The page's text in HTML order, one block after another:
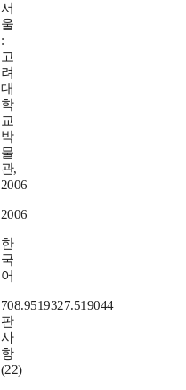
서
울
:
고
려
대
학
교
박
물
관,
2006
2006
한
국
어
708.9519327.519044
판
사
항
(22)